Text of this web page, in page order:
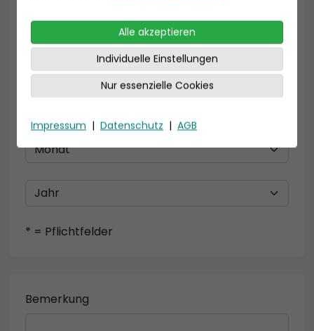
Geburtsdatum
* = Pflichtfelder
Bemerkung
Alle akzeptieren
Individuelle Einstellungen
Nur essenzielle Cookies
Impressum | Datenschutz | AGB